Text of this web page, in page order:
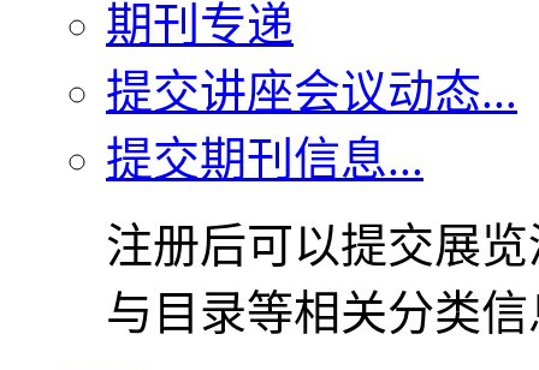
期刊专递
提交讲座会议动态...
提交期刊信息...
注册后可以提交展
与目录等相关分类